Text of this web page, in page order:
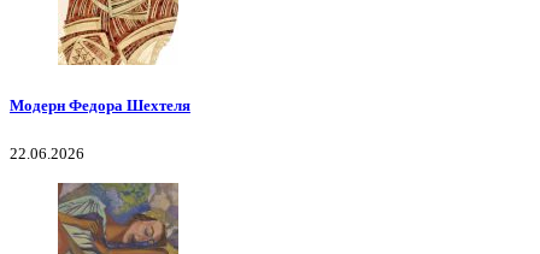
Модерн Федора Шехтеля
22.06.2026